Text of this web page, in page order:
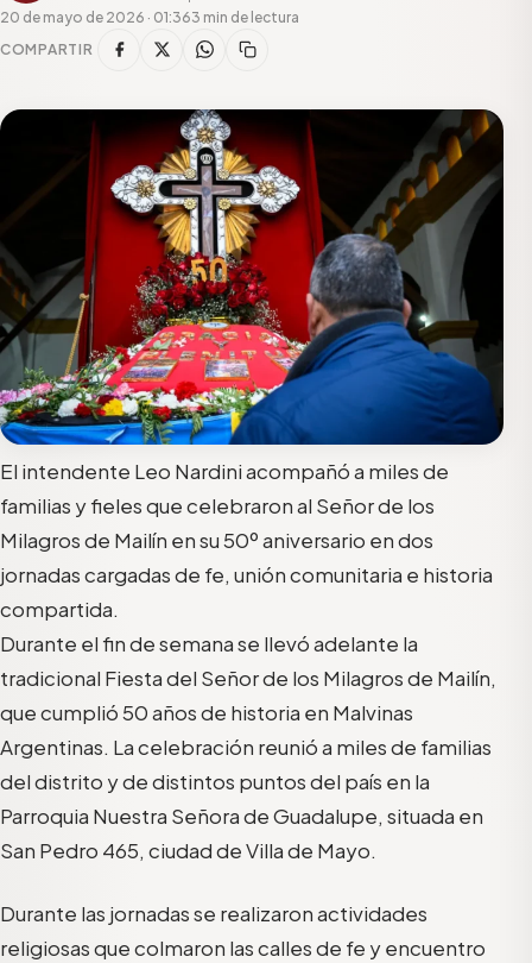
20 de mayo de 2026 · 01:363 min de lectura
COMPARTIR
El intendente Leo Nardini acompañó a miles de
familias y fieles que celebraron al Señor de los
Milagros de Mailín en su 50º aniversario en dos
jornadas cargadas de fe, unión comunitaria e historia
compartida.
Durante el fin de semana se llevó adelante la
tradicional Fiesta del Señor de los Milagros de Mailín,
que cumplió 50 años de historia en Malvinas
Argentinas. La celebración reunió a miles de familias
del distrito y de distintos puntos del país en la
Parroquia Nuestra Señora de Guadalupe, situada en
San Pedro 465, ciudad de Villa de Mayo.
Durante las jornadas se realizaron actividades
religiosas que colmaron las calles de fe y encuentro